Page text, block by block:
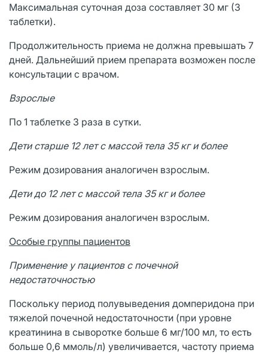
Максимальная суточная доза составляет 30 мг (3
таблетки).
Продолжительность приема не должна превышать 7
дней. Дальнейший прием препарата возможен после
консультации с врачом.
Взрослые
По 1 таблетке 3 раза в сутки.
Дети старше 12 лет с массой тела 35 кг и более
Режим дозирования аналогичен взрослым.
Дети до 12 лет с массой тела 35 кг и более
Режим дозирования аналогичен взрослым.
Особые группы пациентов
Применение у пациентов с почечной
недостаточностью
Поскольку период полувыведения домперидона при
тяжелой почечной недостаточности (при уровне
креатинина в сыворотке больше 6 мг/100 мл, то есть
больше 0,6 ммоль/л) увеличивается, частоту приема